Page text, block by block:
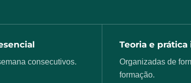
consecutivos.
Teoria e
Organizadas de
formação.